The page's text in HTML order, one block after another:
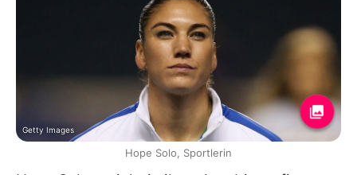
Getty Images
Hope Solo, Sportlerin